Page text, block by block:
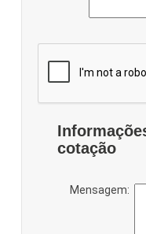
cotação
Mensagem: